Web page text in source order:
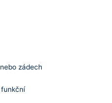
zádech